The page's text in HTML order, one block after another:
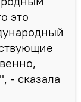
это
- сказала